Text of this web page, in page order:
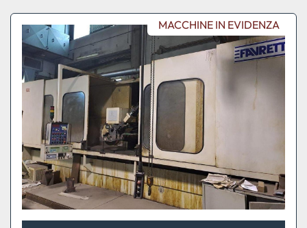
Ordina per
MACCHINE IN EVIDENZA